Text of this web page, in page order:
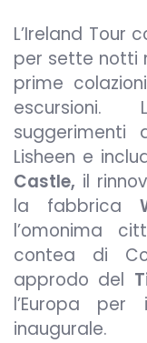
L’Ireland Tour
per sette notti
prime
escursioni.
suggerimenti
Lisheen e
Castle, il
la fabbrica
l’omonima
contea di
approdo del
l’Europa
inaugurale.